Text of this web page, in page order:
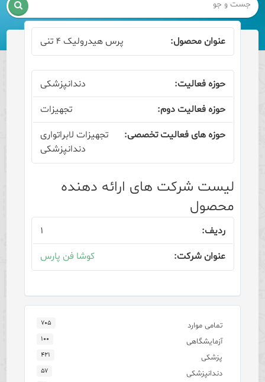

پرس هیدرولیک ۴ تنی
دندانپزشکی
تجهیزات
تجهیزات لابراتواری
دندانپزشکی
لیست شرکت های ارائه دهنده
محصول
۱
کوشا فن پارس
تمامی موارد ۷۰۵
آزمایشگاهی ۱۰۰
پزشکی ۴۲۱
دندانپزشکی ۵۷